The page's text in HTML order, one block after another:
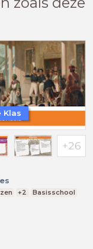
+2
Basisschool
Klas